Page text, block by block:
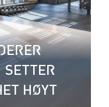
SETTER
HØYT